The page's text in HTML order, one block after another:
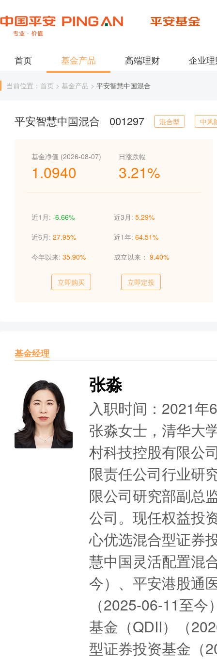
首页 基金产品 高端理财 企业
当前位置：首页 > 基金产品 > 平安智慧中国混合
平安智慧中国混合 001297 混合型 中风
基金净值 (2026-08-07)
1.0940
日涨跌幅
3.21%
近1月: -6.66% 近3月: 5.29%
近6月: 27.95% 近1年: 64.51%
今年以来: 35.90% 成立以来： 9.40%
立即购买 立即定投
基金经理
张淼
入职时间：2021年
张淼女士，清华大
村科技控股有限公
限责任公司行业研
限公司研究部副总
公司。现任权益投
心优选混合型证券
慧中国灵活配置混
今）、平安港股通
（2025-06-11至
基金（QDII）（
型证券投资基金（